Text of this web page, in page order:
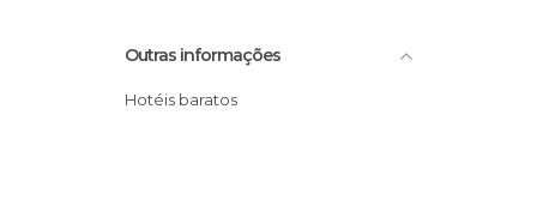
Outras informações
Hotéis baratos